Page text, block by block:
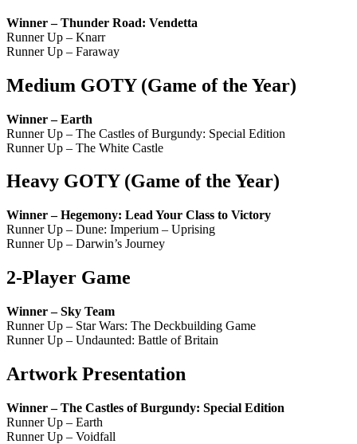
Winner – Thunder Road: Vendetta
Runner Up – Knarr
Runner Up – Faraway
Medium GOTY(Game of the Year)
Winner – Earth
Runner Up – The Castles of Burgundy: Special Edition
Runner Up – The White Castle
Heavy GOTY(Game of the Year)
Winner – Hegemony: Lead Your Class to Victory
Runner Up – Dune: Imperium – Uprising
Runner Up – Darwin’s Journey
2-Player Game
Winner – Sky Team
Runner Up – Star Wars: The Deckbuilding Game
Runner Up – Undaunted: Battle of Britain
Artwork Presentation
Winner – The Castles of Burgundy: Special Edition
Runner Up – Earth
Runner Up – Voidfall